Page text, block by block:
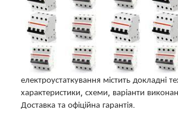
електроустаткування містить докладні
характеристики, схеми, варіанти
Доставка та офіційна гарантія.